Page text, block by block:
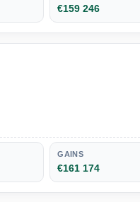
€159 246
GAINS
€161 174